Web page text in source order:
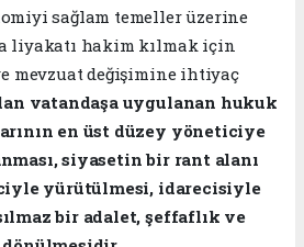
sağlam temeller üzerine
liyakatı hakim kılmak için
mevzuat değişimine ihtiyaç
vatandaşa uygulanan hukuk
en üst düzey yöneticiye
siyasetin bir rant alanı
yürütülmesi, idarecisiyle
bir adalet, şeffaflık ve